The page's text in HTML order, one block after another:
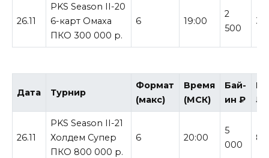
26.11
PKS Season II-20
6-карт Омаха
ПКО 300 000 р.
6 19:00
2
500
Дата Турнир
Формат
(макс)
Время
(МСК)
Бай-
ин ₽
₽
26.11
PKS Season II-21
Холдем Супер
ПКО 800 000 р.
6 20:00
5
000